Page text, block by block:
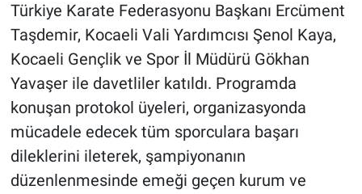
Türkiye Karate Federasyonu Başkanı Ercüment
Taşdemir, Kocaeli Vali Yardımcısı Şenol Kaya,
Kocaeli Gençlik ve Spor İl Müdürü Gökhan
Yavaşer ile davetliler katıldı. Programda
konuşan protokol üyeleri, organizasyonda
mücadele edecek tüm sporculara başarı
dileklerini ileterek, şampiyonanın
düzenlenmesinde emeği geçen kurum ve